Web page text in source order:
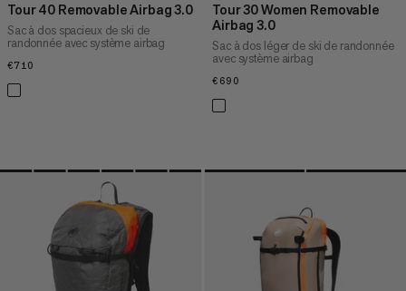
Tour 40 Removable Airbag 3.0
Sac à dos spacieux de ski de
randonnée avec système airbag
€710
Tour 30 Women Removable
Airbag 3.0
Sac à dos léger de ski de randonnée
avec système airbag
€690